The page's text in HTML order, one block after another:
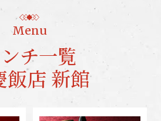
Menu
チ一覧
飯店 新館